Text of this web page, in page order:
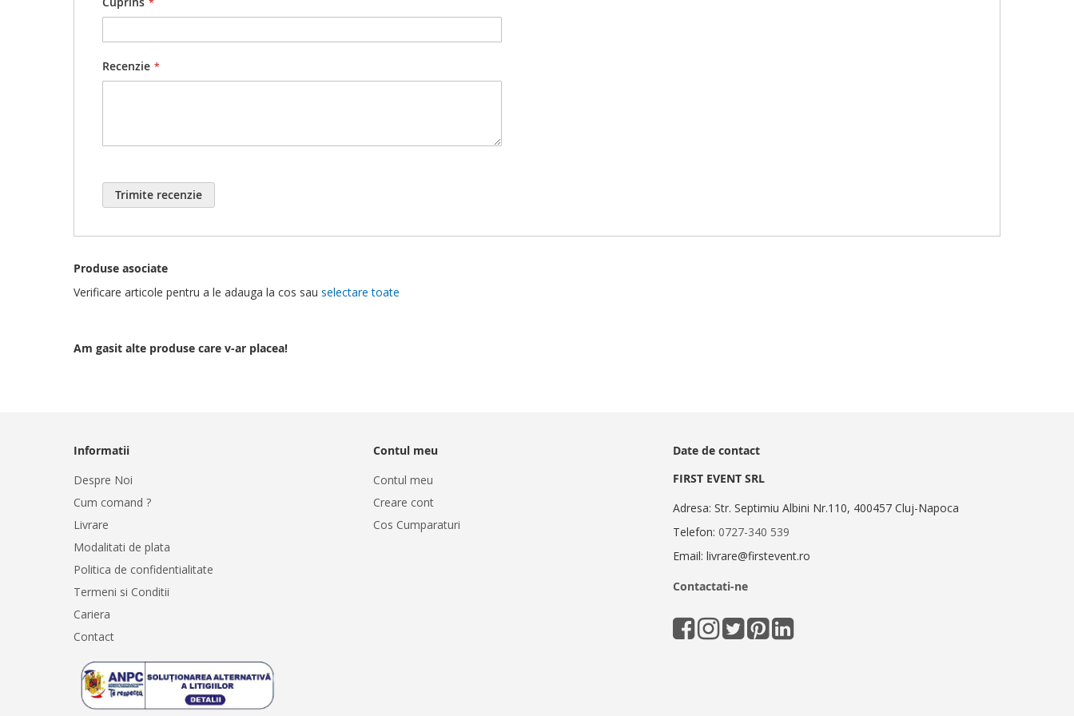
Nu exista comanda minima pe acest website.
Nu lasati la indemana copiilor!
Produs fragil, pericol de spargere.
Recenzie
Trimite recenzie
Produse asociate
Verificare articole pentru a le adauga la cos sau selectare toate
Am gasit alte produse care v-ar placea!
Informatii
Despre Noi
Cum comand ?
Livrare
Modalitati de plata
Politica de confidentialitate
Termeni si Conditii
Cariera
Contact
Contul meu
Contul meu
Creare cont
Cos Cumparaturi
Date de contact
FIRST EVENT SRL
Adresa: Str. Septimiu Albini Nr.110, 400457 Cluj-Napoca
Telefon:0727-340 539
Email: livrare@firstevent.ro
Contactati-ne